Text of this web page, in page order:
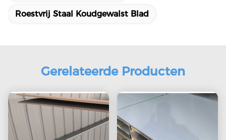
Roestvrij Staal Koudgewalst Blad
Gerelateerde Producten